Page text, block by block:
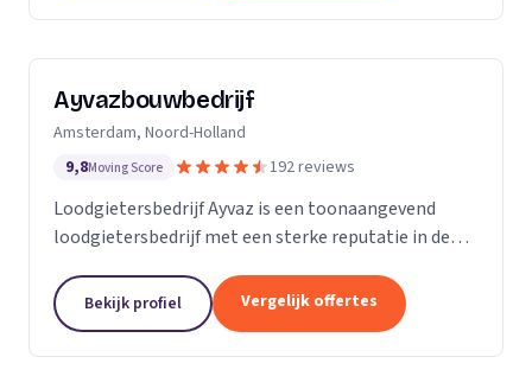
Ayvazbouwbedrijf
Amsterdam, Noord-Holland
9,8Moving Score 192 reviews
Loodgietersbedrijf Ayvaz is een toonaangevend
loodgietersbedrijf met een sterke reputatie in de
met een passie voor het leveren van hoogwaardige...
Bekijk profiel Vergelijk offertes